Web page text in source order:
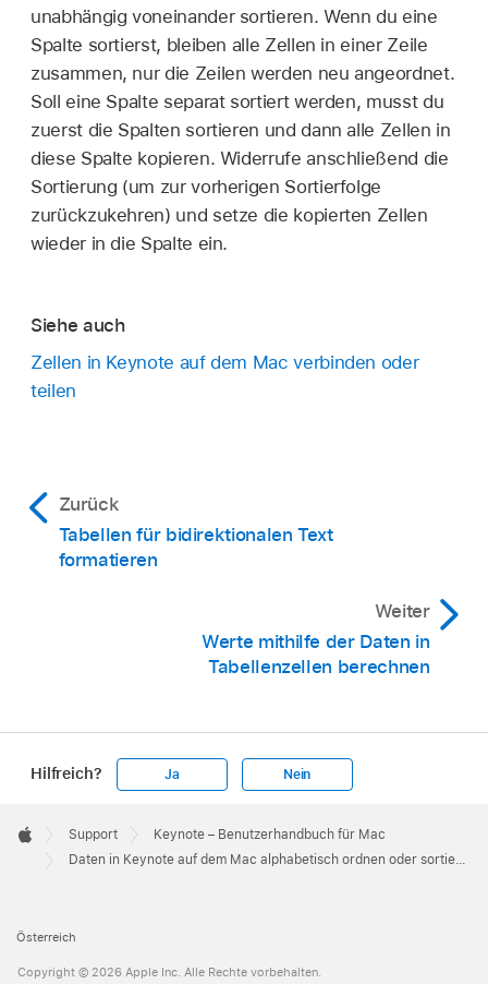
unabhängig voneinander sortieren. Wenn du eine
Spalte sortierst, bleiben alle Zellen in einer Zeile
zusammen, nur die Zeilen werden neu angeordnet.
Soll eine Spalte separat sortiert werden, musst du
zuerst die Spalten sortieren und dann alle Zellen in
diese Spalte kopieren. Widerrufe anschließend die
Sortierung (um zur vorherigen Sortierfolge
zurückzukehren) und setze die kopierten Zellen
wieder in die Spalte ein.
Siehe auch
Zellen in Keynote auf dem Mac verbinden oder
teilen
Zurück
Tabellen für bidirektionalen Text
formatieren
Weiter
Werte mithilfe der Daten in
Tabellenzellen berechnen
Hilfreich? Ja Nein
Footer

Apple
Support
Keynote – Benutzerhandbuch für Mac
Daten in Keynote auf dem Mac alphabetisch ordnen oder sortieren
Österreich
Copyright © 2026 Apple Inc. Alle Rechte vorbehalten.